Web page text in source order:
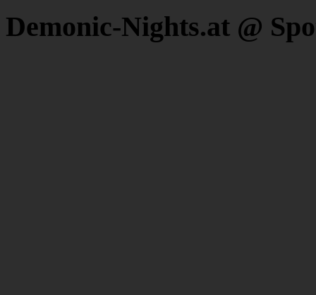
Demonic-Nights.at @